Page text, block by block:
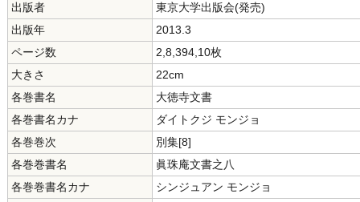
出版者
東京大学出版会(発売)
出版年
2013.3
ページ数
2,8,394,10枚
大きさ
22cm
各巻書名
大徳寺文書
各巻書名カナ
ダイトクジ モンジョ
各巻巻次
別集[8]
各巻巻書名
眞珠庵文書之八
各巻巻書名カナ
シンジュアン モンジョ